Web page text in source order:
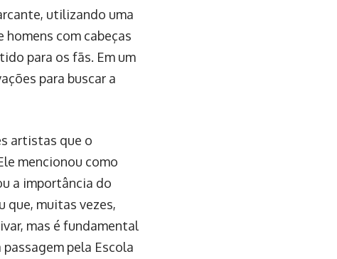
utilizando uma
com cabeças
para os fãs. Em um
para buscar a
artistas que o
mencionou como
a importância do
que, muitas vezes,
mas é fundamental
pela Escola